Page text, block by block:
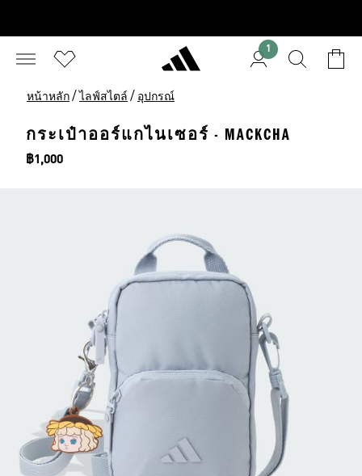
1
หน้าหลัก / ไลฟ์สไตล์ / อุปกรณ์
กระเป๋าออร์แกไนเซอร์ - MACKCHA
ราคา
฿1,000